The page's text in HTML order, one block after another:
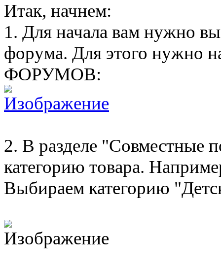
Итак, начнем:
1. Для начала вам нужно
форума. Для этого
ФОРУМОВ:
2. В разделе "Совместные
категорию товара.
Выбираем категорию